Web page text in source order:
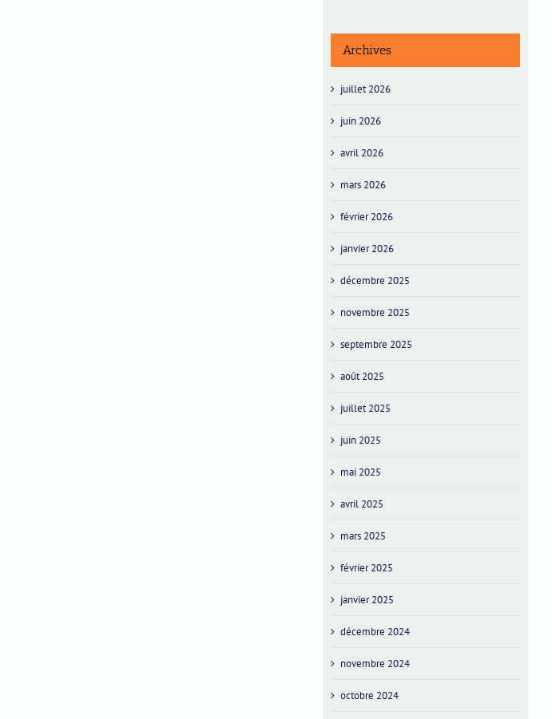
Archives
juillet 2026
juin 2026
avril 2026
mars 2026
février 2026
janvier 2026
décembre 2025
novembre 2025
septembre 2025
août 2025
juillet 2025
juin 2025
mai 2025
avril 2025
mars 2025
février 2025
janvier 2025
décembre 2024
novembre 2024
octobre 2024